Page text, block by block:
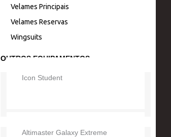
Velames Principais
Velames Reservas
Wingsuits
OUTROS EQUIPAMENTOS
Icon Student
Altimaster Galaxy Extreme